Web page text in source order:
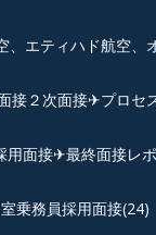
、エティハド航空
接２次面接✈プロセ
面接✈最終面接レポ
乗務員採用面接(24)